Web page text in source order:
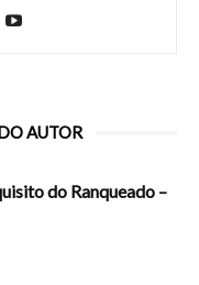
AUTOR
do Ranqueado –